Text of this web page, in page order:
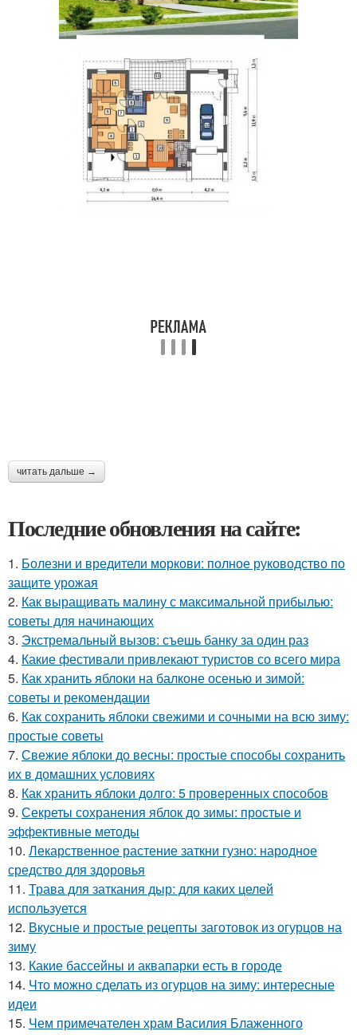
читать дальше →
Последние обновления на сайте:
1. Болезни и вредители моркови: полное руководство по
защите урожая
2. Как выращивать малину с максимальной прибылью:
советы для начинающих
3. Экстремальный вызов: съешь банку за один раз
4. Какие фестивали привлекают туристов со всего мира
5. Как хранить яблоки на балконе осенью и зимой:
советы и рекомендации
6. Как сохранить яблоки свежими и сочными на всю зиму:
простые советы
7. Свежие яблоки до весны: простые способы сохранить
их в домашних условиях
8. Как хранить яблоки долго: 5 проверенных способов
9. Секреты сохранения яблок до зимы: простые и
эффективные методы
10. Лекарственное растение заткни гузно: народное
средство для здоровья
11. Трава для заткания дыр: для каких целей
используется
12. Вкусные и простые рецепты заготовок из огурцов на
зиму
13. Какие бассейны и аквапарки есть в городе
14. Что можно сделать из огурцов на зиму: интересные
идеи
15. Чем примечателен храм Василия Блаженного